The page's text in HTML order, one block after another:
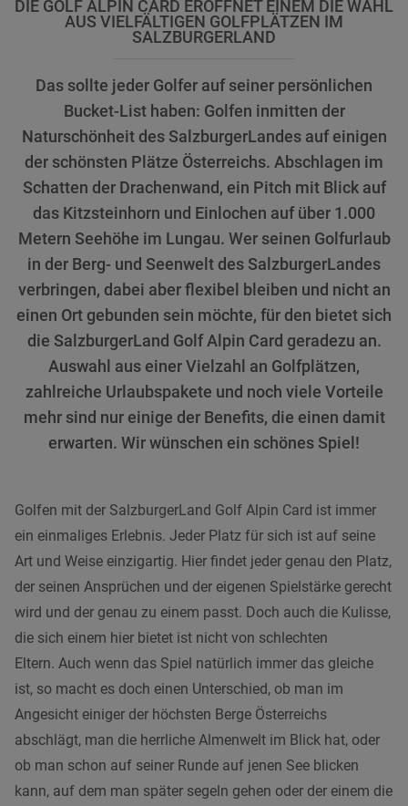
DIE GOLF ALPIN CARD ERÖFFNET EINEM DIE WAHL
AUS VIELFÄLTIGEN GOLFPLÄTZEN IM
SALZBURGERLAND
Das sollte jeder Golfer auf seiner persönlichen
Bucket-List haben: Golfen inmitten der
Naturschönheit des SalzburgerLandes auf einigen
der schönsten Plätze Österreichs. Abschlagen im
Schatten der Drachenwand, ein Pitch mit Blick auf
das Kitzsteinhorn und Einlochen auf über 1.000
Metern Seehöhe im Lungau. Wer seinen Golfurlaub
in der Berg- und Seenwelt des SalzburgerLandes
verbringen, dabei aber flexibel bleiben und nicht an
einen Ort gebunden sein möchte, für den bietet sich
die SalzburgerLand Golf Alpin Card geradezu an.
Auswahl aus einer Vielzahl an Golfplätzen,
zahlreiche Urlaubspakete und noch viele Vorteile
mehr sind nur einige der Benefits, die einen damit
erwarten. Wir wünschen ein schönes Spiel!
Golfen mit der SalzburgerLand Golf Alpin Card ist immer
ein einmaliges Erlebnis. Jeder Platz für sich ist auf seine
Art und Weise einzigartig. Hier findet jeder genau den Platz,
der seinen Ansprüchen und der eigenen Spielstärke gerecht
wird und der genau zu einem passt. Doch auch die Kulisse,
die sich einem hier bietet ist nicht von schlechten
Eltern. Auch wenn das Spiel natürlich immer das gleiche
ist, so macht es doch einen Unterschied, ob man im
Angesicht einiger der höchsten Berge Österreichs
abschlägt, man die herrliche Almenwelt im Blick hat, oder
ob man schon auf seiner Runde auf jenen See blicken
kann, auf dem man später segeln gehen oder der einem die